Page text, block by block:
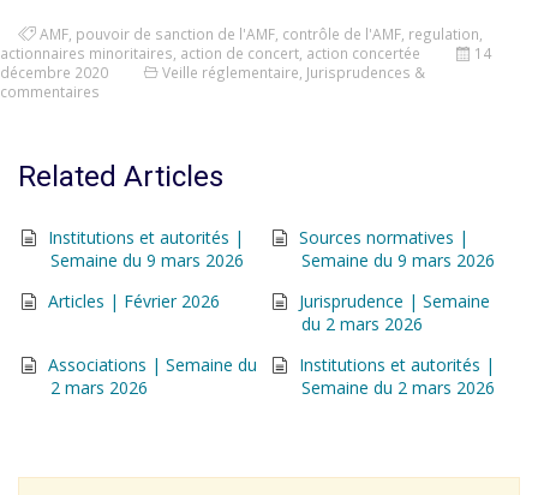
AMF pouvoir de sanction de l'AMF contrôle de l'AMF regulation
actionnaires minoritaires action de concert action concertée
14
décembre 2020
Veille réglementaire Jurisprudences &
commentaires
Related Articles
Institutions et autorités |
Semaine du 9 mars 2026
Sources normatives |
Semaine du 9 mars 2026
Articles | Février 2026
Jurisprudence | Semaine
du 2 mars 2026
Associations | Semaine du
2 mars 2026
Institutions et autorités |
Semaine du 2 mars 2026